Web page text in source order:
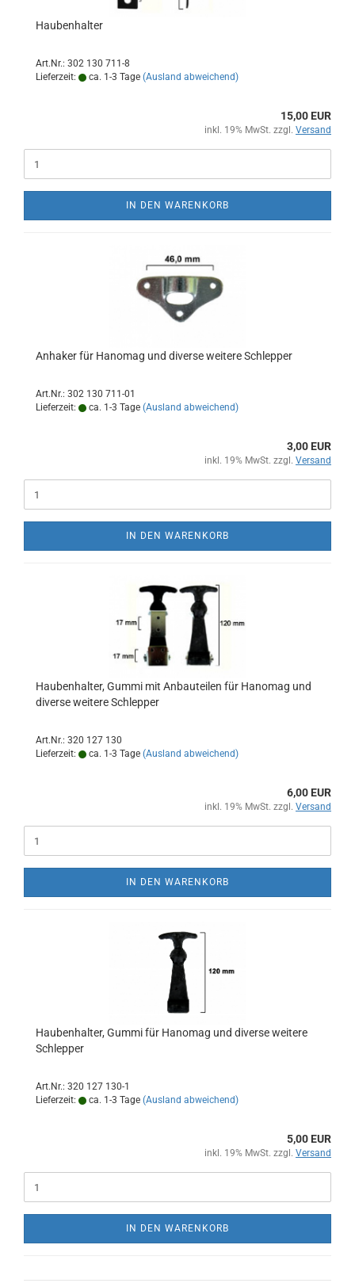
Haubenhalter
Art.Nr.: 302 130 711-8
Lieferzeit:
ca. 1-3 Tage (Ausland abweichend)
15,00 EUR
inkl. 19% MwSt. zzgl. Versand
IN DEN WARENKORB
Anhaker für Hanomag und diverse weitere Schlepper
Art.Nr.: 302 130 711-01
Lieferzeit:
ca. 1-3 Tage (Ausland abweichend)
3,00 EUR
inkl. 19% MwSt. zzgl. Versand
IN DEN WARENKORB
Haubenhalter, Gummi mit Anbauteilen für Hanomag und
diverse weitere Schlepper
Art.Nr.: 320 127 130
Lieferzeit:
ca. 1-3 Tage (Ausland abweichend)
6,00 EUR
inkl. 19% MwSt. zzgl. Versand
IN DEN WARENKORB
Haubenhalter, Gummi für Hanomag und diverse weitere
Schlepper
Art.Nr.: 320 127 130-1
Lieferzeit:
ca. 1-3 Tage (Ausland abweichend)
5,00 EUR
inkl. 19% MwSt. zzgl. Versand
IN DEN WARENKORB